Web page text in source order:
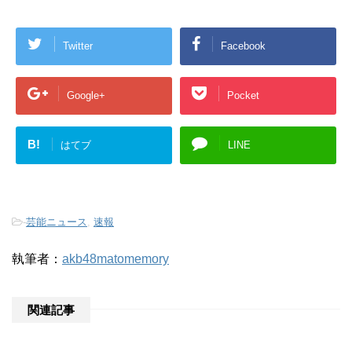
Twitter Facebook
Google+ Pocket
B! はてブ LINE
-芸能ニュース 速報
執筆者： akb48matomemory
関連記事